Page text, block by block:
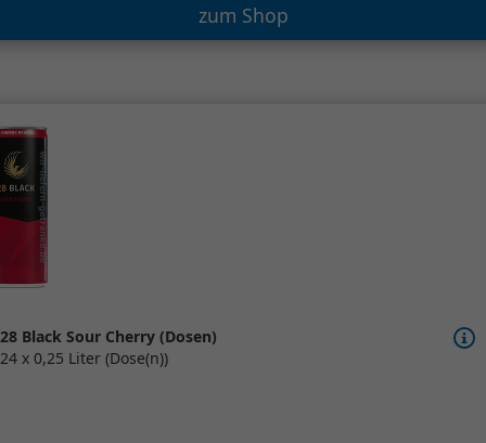
zum Shop
28 Black Sour Cherry (Dosen)
24 x 0,25 Liter (Dose(n))